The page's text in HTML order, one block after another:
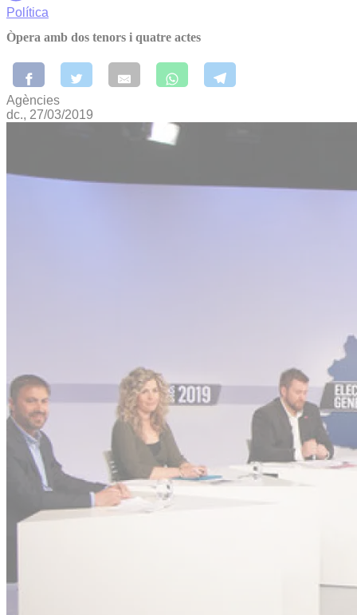
Política
Òpera amb dos tenors i quatre actes
Agències
dc., 27/03/2019